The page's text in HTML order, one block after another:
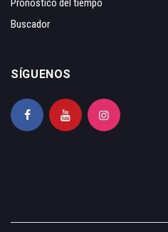
Pronóstico del tiempo
Buscador
SÍGUENOS